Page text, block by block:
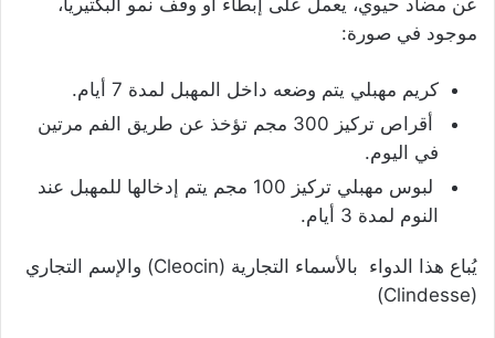
موجود في صورة:
كريم مهبلي يتم وضعه داخل المهبل لمدة 7 أيام.
أقراص تركيز 300 مجم تؤخذ عن طريق الفم مرتين
في اليوم.
لبوس مهبلي تركيز 100 مجم يتم إدخالها للمهبل عند
النوم لمدة 3 أيام.
يُباع هذا الدواء بالأسماء التجارية (Cleocin) والإسم التجاري
(Clindesse)